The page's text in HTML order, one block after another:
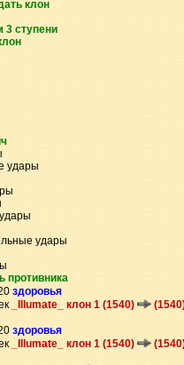
клон
3 ступени
удары
удары
противника
здоровья
_Illumate_ клон 1 (1540)
здоровья
_Illumate_ клон 1 (1540)